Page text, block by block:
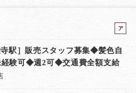
ア
バ
イ
寺駅］販売スタッフ募集◆髪色自
験可◆週2可◆交通費全額支給